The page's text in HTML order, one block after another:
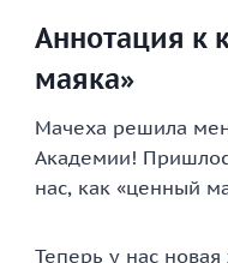
Аннотация к
маяка»
Мачеха решила
Академии!
нас, как «ценный
Теперь у нас